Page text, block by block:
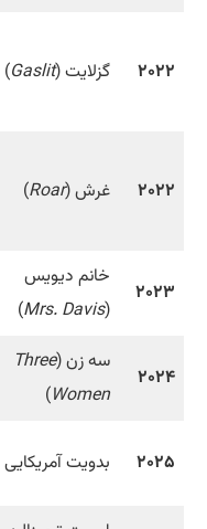
۲۰۲۲ گزلایت (Gaslit
)
۲۰۲۲ غرش (Roar
)
۲۰۲۳
خانم دیویس
(
Mrs. Davis
)
۲۰۲۴
سه زن (Three
Women
)
۲۰۲۵ بدویت آمریکایی